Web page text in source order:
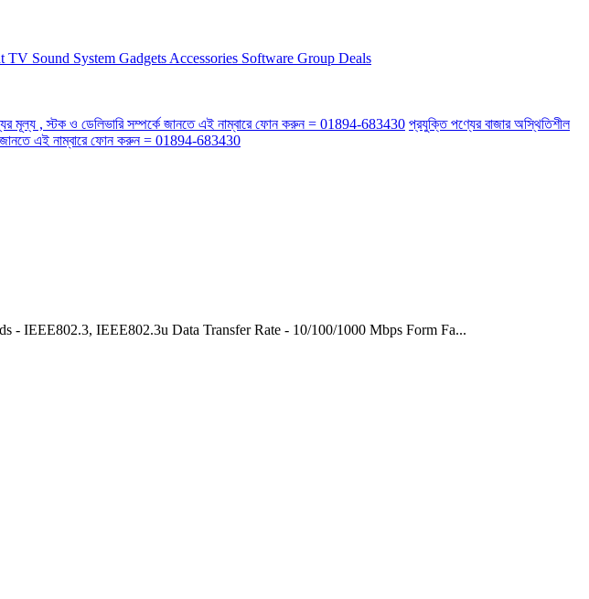
TV Sound System Gadgets Accessories Software Group Deals
মূল্য , স্টক ও ডেলিভারি সম্পর্কে জানতে এই নাম্বারে ফোন করুন = 01894-683430 প্রযুক্তি পণ্যের বাজার অস্থিতিশীল
জানতে এই নাম্বারে ফোন করুন = 01894-683430
- IEEE802.3, IEEE802.3u Data Transfer Rate - 10/100/1000 Mbps Form Fa...